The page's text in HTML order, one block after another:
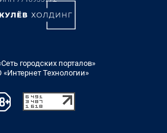
городских порталов»
Технологии»